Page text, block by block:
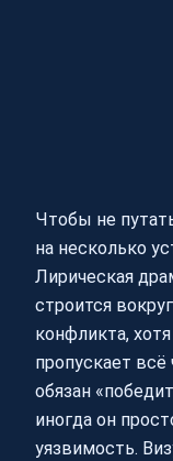
Чтобы не
на несколько
Лирическая
строится
конфликта,
пропускает
обязан
иногда он
уязвимость.